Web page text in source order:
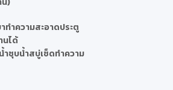
ำความสะอาดประตู
นได้
ำชุบน้ำสบู่เช็ดทำความ